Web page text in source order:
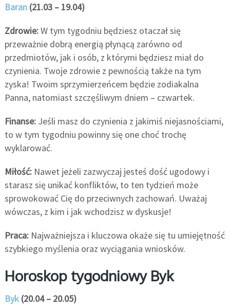
Baran(21.03 – 19.04)
Zdrowie:W tym tygodniu będziesz otaczał się
przeważnie dobrą energią płynącą zarówno od
przedmiotów, jak i osób, z którymi będziesz miał do
czynienia. Twoje zdrowie z pewnością także na tym
zyska! Twoim sprzymierzeńcem będzie zodiakalna
Panna, natomiast szczęśliwym dniem – czwartek.
Finanse:Jeśli masz do czynienia z jakimiś niejasnościami,
to w tym tygodniu powinny się one choć trochę
wyklarować.
Miłość:Nawet jeżeli zazwyczaj jesteś dość ugodowy i
starasz się unikać konfliktów, to ten tydzień może
sprowokować Cię do przeciwnych zachowań. Uważaj
wówczas, z kim i jak wchodzisz w dyskusje!
Praca:Najważniejsza i kluczowa okaże się tu umiejętność
szybkiego myślenia oraz wyciągania wniosków.
Horoskop tygodniowy Byk
Byk(20.04 – 20.05)